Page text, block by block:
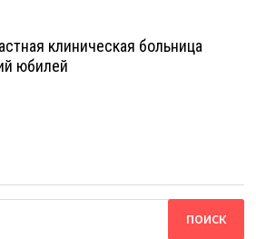
клиническая больница
юбилей